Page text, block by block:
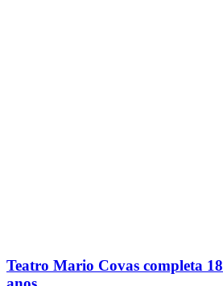
Teatro Mario Covas completa 18